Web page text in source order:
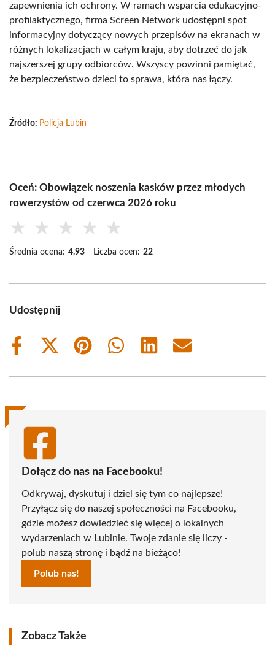
zapewnienia ich ochrony. W ramach wsparcia edukacyjno-
profilaktycznego, firma Screen Network udostępni spot
informacyjny dotyczący nowych przepisów na ekranach w
różnych lokalizacjach w całym kraju, aby dotrzeć do jak
najszerszej grupy odbiorców. Wszyscy powinni pamiętać,
że bezpieczeństwo dzieci to sprawa, która nas łączy.
Źródło: Policja Lubin
Oceń: Obowiązek noszenia kasków przez młodych
rowerzystów od czerwca 2026 roku
★ ★ ★ ★ ★
Średnia ocena: 4.93 Liczba ocen: 22
Udostępnij
Share
Share
(Twitter)
Share
Share
Share
Share
Dołącz do nas na Facebooku!
Odkrywaj, dyskutuj i dziel się tym co najlepsze!
Przyłącz się do naszej społeczności na Facebooku,
gdzie możesz dowiedzieć się więcej o lokalnych
wydarzeniach w Lubinie. Twoje zdanie się liczy -
polub naszą stronę i bądź na bieżąco!
Polub nas!
Zobacz Także